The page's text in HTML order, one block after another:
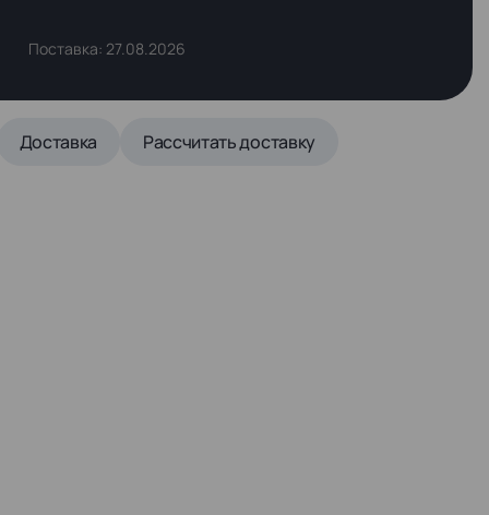
Поставка: 27.08.2026
Доставка Рассчитать доставку